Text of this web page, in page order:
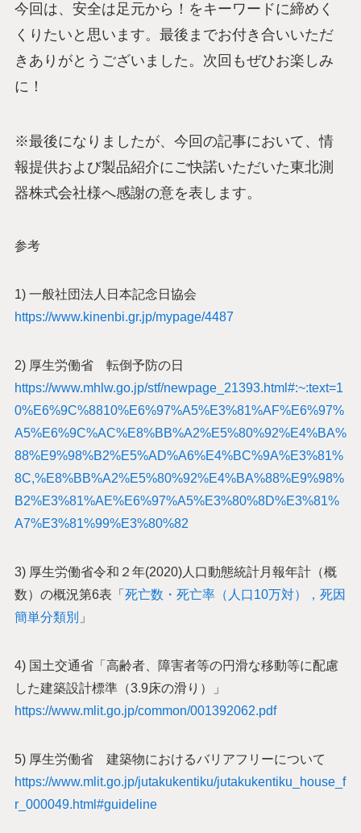
今回は、安全は足元から！をキーワードに締めく
くりたいと思います。最後までお付き合いいただ
きありがとうございました。次回もぜひお楽しみ
に！
※最後になりましたが、今回の記事において、情
報提供および製品紹介にご快諾いただいた東北測
器株式会社様へ感謝の意を表します。
参考
1) 一般社団法人日本記念日協会
https://www.kinenbi.gr.jp/mypage/4487
2) 厚生労働省 転倒予防の日
https://www.mhlw.go.jp/stf/newpage_21393.html#:~:text=1
0%E6%9C%8810%E6%97%A5%E3%81%AF%E6%97%
A5%E6%9C%AC%E8%BB%A2%E5%80%92%E4%BA%
88%E9%98%B2%E5%AD%A6%E4%BC%9A%E3%81%
8C,%E8%BB%A2%E5%80%92%E4%BA%88%E9%98%
B2%E3%81%AE%E6%97%A5%E3%80%8D%E3%81%
A7%E3%81%99%E3%80%82
3) 厚生労働省令和２年(2020)人口動態統計月報年計（概
数）の概況第6表「 死亡数・死亡率（人口10万対），死因
簡単分類別 」
4) 国土交通省「高齢者、障害者等の円滑な移動等に配慮
した建築設計標準（3.9床の滑り）」
https://www.mlit.go.jp/common/001392062.pdf
5) 厚生労働省 建築物におけるバリアフリーについて
https://www.mlit.go.jp/jutakukentiku/jutakukentiku_house_f
r_000049.html#guideline